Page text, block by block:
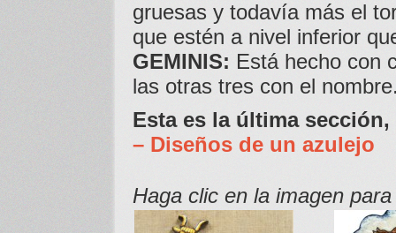
gruesas y todavía más el
que estén a nivel inferior
GEMINIS: Está hecho con
las otras tres con el
Esta es la última
– Diseños de un azulejo
Haga clic en la imagen